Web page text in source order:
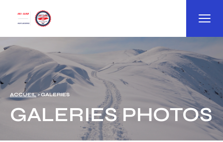
ACCUEIL> GALERIES
GALERIES PHOTOS